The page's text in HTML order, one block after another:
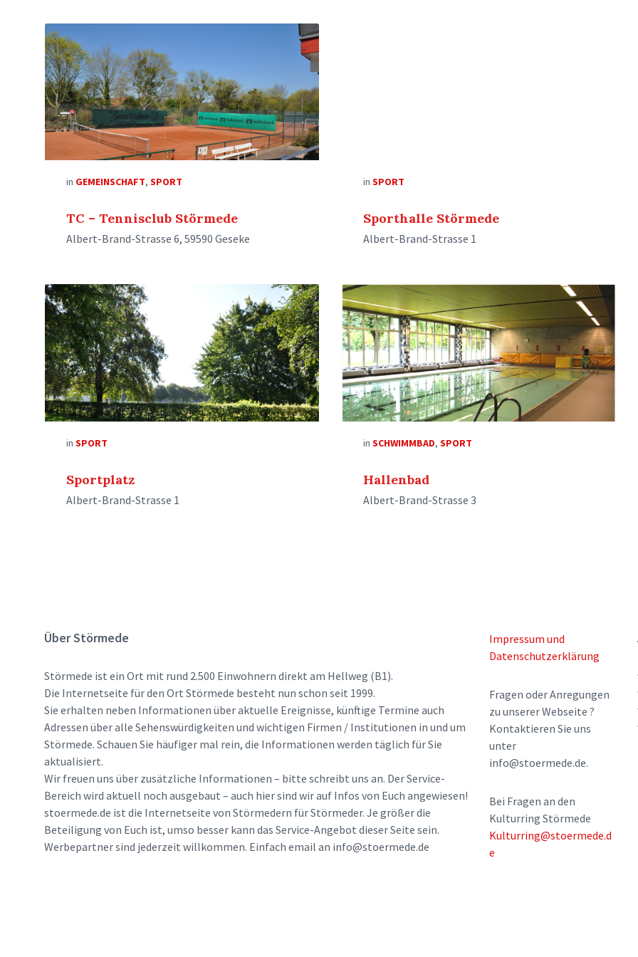
in GEMEINSCHAFT, SPORT
TC – Tennisclub Störmede
Albert-Brand-Strasse 6, 59590 Geseke
in SPORT
Sporthalle Störmede
Albert-Brand-Strasse 1
in SPORT
Sportplatz
Albert-Brand-Strasse 1
in SCHWIMMBAD, SPORT
Hallenbad
Albert-Brand-Strasse 3
Über Störmede
Störmede ist ein Ort mit rund 2.500 Einwohnern direkt am Hellweg (B1).
Die Internetseite für den Ort Störmede besteht nun schon seit 1999.
Sie erhalten neben Informationen über aktuelle Ereignisse, künftige Termine auch
Adressen über alle Sehenswürdigkeiten und wichtigen Firmen / Institutionen in und um
Störmede. Schauen Sie häufiger mal rein, die Informationen werden täglich für Sie
aktualisiert.
Wir freuen uns über zusätzliche Informationen – bitte schreibt uns an. Der Service-
Bereich wird aktuell noch ausgebaut – auch hier sind wir auf Infos von Euch angewiesen!
stoermede.de ist die Internetseite von Störmedern für Störmeder. Je größer die
Beteiligung von Euch ist, umso besser kann das Service-Angebot dieser Seite sein.
Werbepartner sind jederzeit willkommen. Einfach email an info@stoermede.de
Impressum und
Datenschutzerklärung
Fragen oder Anregungen
zu unserer Webseite ?
Kontaktieren Sie uns
unter
info@stoermede.de.
Bei Fragen an den
Kulturring Störmede
Kulturring@stoermede.d
e